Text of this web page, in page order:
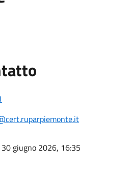
30 giugno 2026, 16:35